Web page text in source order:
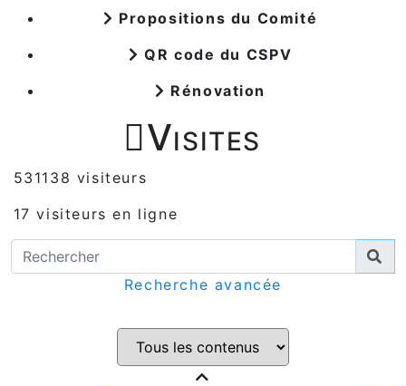
Propositions du Comité
QR code du CSPV
Rénovation
Visites
531138 visiteurs
17 visiteurs en ligne
Recherche avancée